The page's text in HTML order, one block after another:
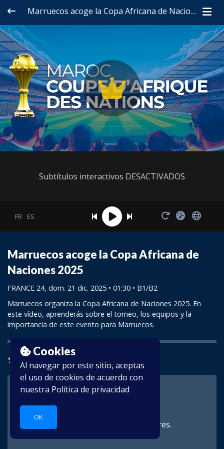
Cookies
Al navegar por este sitio, aceptas
el uso de cookies de acuerdo con
nuestra Política de privacidad
OK
Marruecos acoge la Copa Africana de Naciones 2025
Subtítulos interactivos DESACTIVADOS
FR ES
Marruecos acoge la Copa Africana de
Naciones 2025
FRANCE 24, dom. 21 dic. 2025 • 01:30 • B1/B2
Marruecos organiza la Copa Africana de Naciones 2025. En
este vídeo, aprenderás sobre el torneo, los equipos y la
importancia de este evento para Marruecos.
Aprender
Este vídeo es para suscriptores.